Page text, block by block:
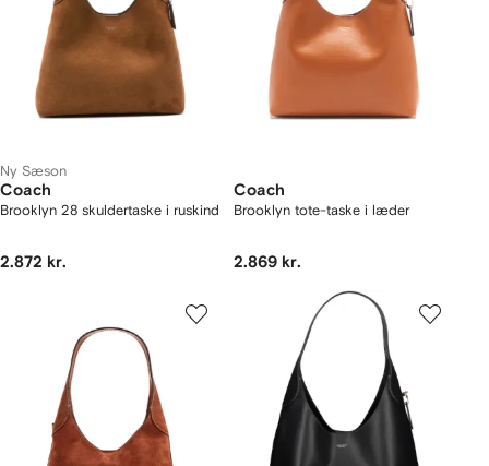
Ny Sæson
Coach
Brooklyn 28 skuldertaske i ruskind
2.872 kr.
Coach
Brooklyn tote-taske i læder
2.869 kr.